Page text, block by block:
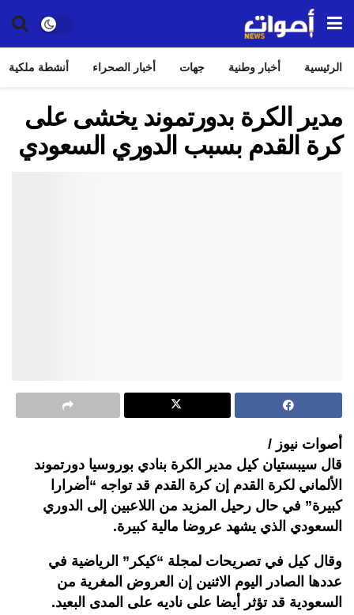
الرئيسية أخبار وطنية جهات أخبار الصحراء أنشطة ملكية
مدير الكرة بدورتموند يخشى على
كرة القدم بسبب الدوري السعودي
أصوات نيوز /
قال سيبستيان كيل مدير الكرة بنادي بوروسيا دورتموند
الألماني لكرة القدم إن كرة القدم قد تواجه “أضرارا
كبيرة” في حال رحيل المزيد من اللاعبين إلى الدوري
السعودي الذي يشهد عروضا مالية كبيرة.
وقال كيل في تصريحات لمجلة “كيكر” الرياضية في
عددها الصادر اليوم الاثنين إن العروض المغرية من
السعودية قد تؤثر أيضا على ناديه على المدى البعيد.